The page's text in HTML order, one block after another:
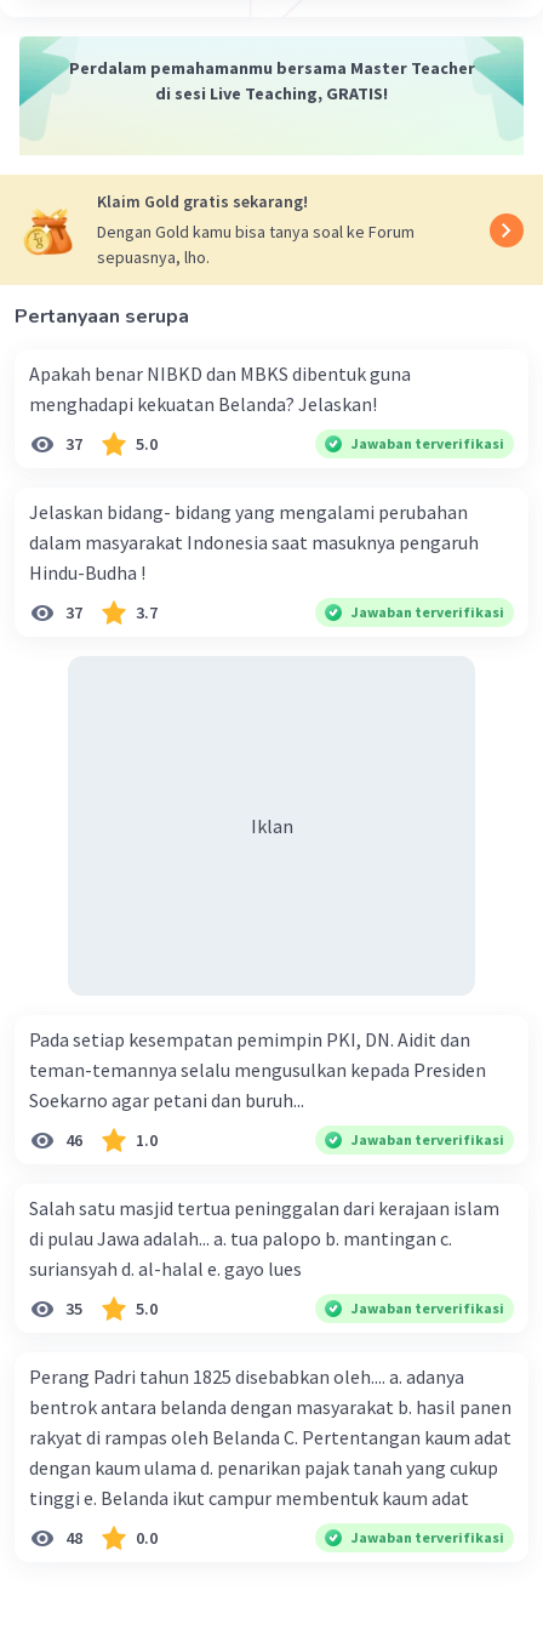
Perdalam pemahamanmu bersama Master Teacher
di sesi Live Teaching, GRATIS!
Klaim Gold gratis sekarang!
Dengan Gold kamu bisa tanya soal ke Forum
sepuasnya, lho.
Pertanyaan serupa
Apakah benar NIBKD dan MBKS dibentuk guna
menghadapi kekuatan Belanda? Jelaskan!
37 5.0 Jawaban terverifikasi
Jelaskan bidang- bidang yang mengalami perubahan
dalam masyarakat Indonesia saat masuknya pengaruh
Hindu-Budha !
37 3.7 Jawaban terverifikasi
Iklan
Pada setiap kesempatan pemimpin PKI, DN. Aidit dan
teman-temannya selalu mengusulkan kepada Presiden
Soekarno agar petani dan buruh...
46 1.0 Jawaban terverifikasi
Salah satu masjid tertua peninggalan dari kerajaan islam
di pulau Jawa adalah... a. tua palopo b. mantingan c.
suriansyah d. al-halal e. gayo lues
35 5.0 Jawaban terverifikasi
Perang Padri tahun 1825 disebabkan oleh.... a. adanya
bentrok antara belanda dengan masyarakat b. hasil panen
rakyat di rampas oleh Belanda C. Pertentangan kaum adat
dengan kaum ulama d. penarikan pajak tanah yang cukup
tinggi e. Belanda ikut campur membentuk kaum adat
48 0.0 Jawaban terverifikasi